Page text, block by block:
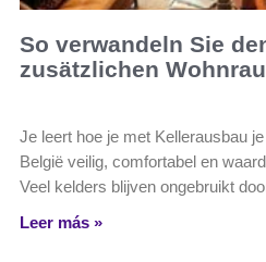
So verwandeln Sie
zusätzlichen
Je leert hoe je met Kellerausbau
België veilig, comfortabel en
Veel kelders blijven ongebruikt
Leer más »